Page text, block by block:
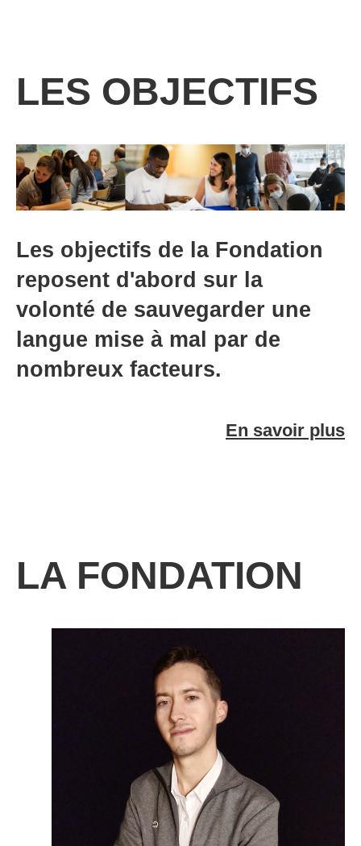
LES OBJECTIFS
Les objectifs de la Fondation
reposent d'abord sur la
volonté de sauvegarder une
langue mise à mal par de
nombreux facteurs.
En savoir plus
LA FONDATION